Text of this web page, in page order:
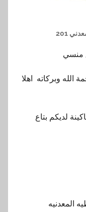
201
منسي
وبركاته اهلا
لديكم بتاع
المعدنيه